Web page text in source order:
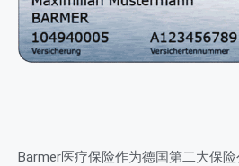
Barmer医疗保险作为德国第二大保